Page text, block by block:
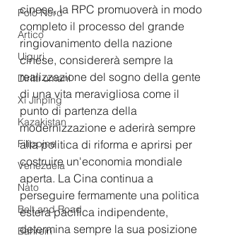
Polo Nord
Artico
Uiguri
Diritti umani
Xi Jinping
Kazakistan
Filippine
Venezuela
Nato
Belt and Road
Bahrein
cinese, la RPC promuoverà in modo
completo il processo del grande
ringiovanimento della nazione
cinese, considererà sempre la
realizzazione del sogno della gente
di una vita meravigliosa come il
punto di partenza della
modernizzazione e aderirà sempre
alla politica di riforma e aprirsi per
costruire un'economia mondiale
aperta. La Cina continua a
perseguire fermamente una politica
estera pacifica indipendente,
determina sempre la sua posizione